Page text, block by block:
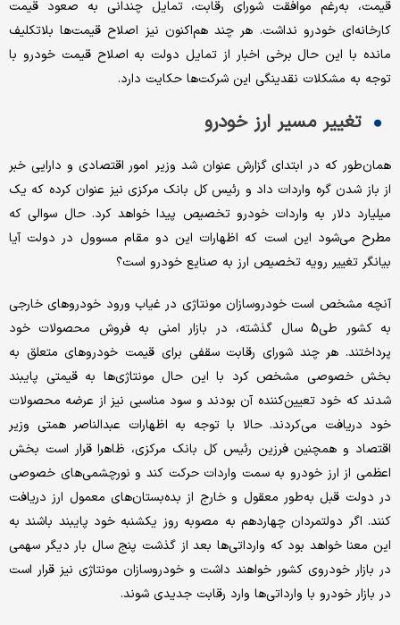
قیمت، به‌‌‌رغم موافقت شورای رقابت، تمایل چندانی به صعود قیمت
کارخانه‌‌‌ای خودرو نداشت. هر چند هم‌اکنون نیز اصلاح قیمت‌ها بلاتکلیف
مانده با این حال برخی اخبار از تمایل دولت به اصلاح قیمت خودرو با
توجه به مشکلات نقدینگی این شرکت‌ها حکایت دارد.
تغییر مسیر ارز خودرو
همان‌طور که در ابتدای گزارش عنوان شد وزیر امور اقتصادی و دارایی خبر
از باز شدن گره واردات داد و رئیس کل بانک مرکزی نیز عنوان کرده که یک
میلیارد دلار به واردات خودرو تخصیص پیدا خواهد کرد. حال سوالی که
مطرح می‌شود این است که اظهارات این دو مقام مسوول در دولت آیا
بیانگر تغییر رویه تخصیص ارز به صنایع خودرو است‌؟
آنچه مشخص است خودروسازان مونتاژی در غیاب ورود خودروهای خارجی
به کشور طی5 سال گذشته، در بازار امنی به فروش محصولات خود
پرداختند. هر چند شورای رقابت سقفی برای قیمت خودروهای متعلق به
بخش خصوصی مشخص کرد با این حال مونتاژی‌ها به قیمتی پایبند
شدند که خود تعیین‌کننده آن بودند و سود مناسبی نیز از عرضه محصولات
خود دریافت می‌کردند. حالا با توجه به اظهارات عبدالناصر همتی وزیر
اقتصاد و همچنین فرزین رئیس کل بانک مرکزی، ظاهرا قرار است بخش
اعظمی از ارز خودرو به سمت واردات حرکت کند و نورچشمی‌های خصوصی
در دولت قبل به‌طور معقول و خارج از بده‌بستان‌های معمول ارز دریافت
کنند. اگر دولتمردان چهاردهم به مصوبه روز یکشنبه خود پایبند باشند به
این معنا خواهد بود که وارداتی‌ها بعد از گذشت پنج سال بار دیگر سهمی
در بازار خودروی کشور خواهند داشت و خودروسازان مونتاژی نیز قرار است
در بازار خودرو با وارداتی‌ها وارد رقابت جدیدی شوند.